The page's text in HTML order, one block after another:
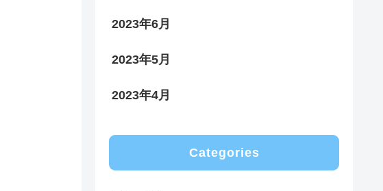
2023年6月
2023年5月
2023年4月
Categories